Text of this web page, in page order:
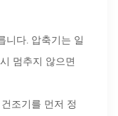
니다. 압축기는 일
멈추지 않으면
조기를 먼저 정